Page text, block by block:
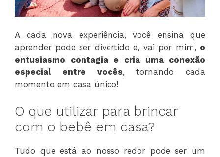
A cada nova experiência, você ensina que
aprender pode ser divertido e, vai por mim, o
entusiasmo contagia e cria uma conexão
especial entre vocês, tornando cada
momento em casa único!
O que utilizar para brincar
com o bebê em casa?
Tudo que está ao nosso redor pode ser um